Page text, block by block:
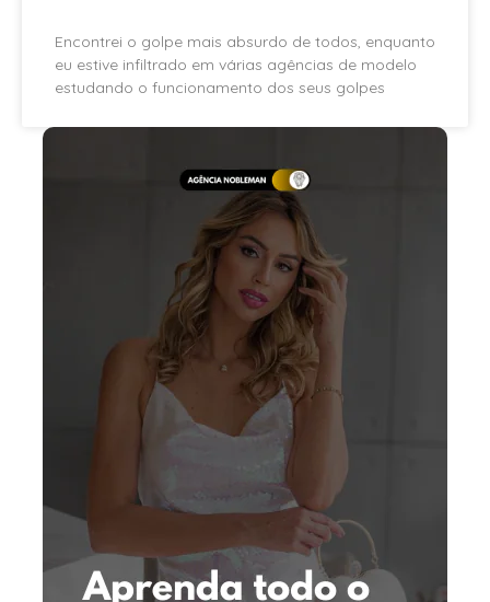
Encontrei o golpe mais absurdo de todos, enquanto
eu estive infiltrado em várias agências de modelo
estudando o funcionamento dos seus golpes